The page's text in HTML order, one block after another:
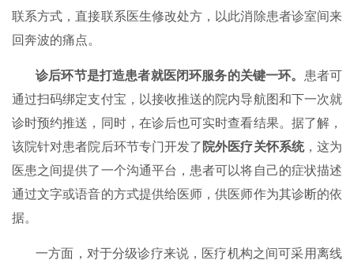
联系方式，直接联系医生修改处方，以此消除患者诊室间来
回奔波的痛点。
诊后环节是打造患者就医闭环服务的关键一环。 患者可
通过扫码绑定支付宝，以接收推送的院内导航图和下一次就
诊时预约推送，同时，在诊后也可实时查看结果。据了解，
该院针对患者院后环节专门开发了 院外医疗关怀系统，这为
医患之间提供了一个沟通平台，患者可以将自己的症状描述
通过文字或语音的方式提供给医师，供医师作为其诊断的依
据。
一方面，对于分级诊疗来说，医疗机构之间可采用离线